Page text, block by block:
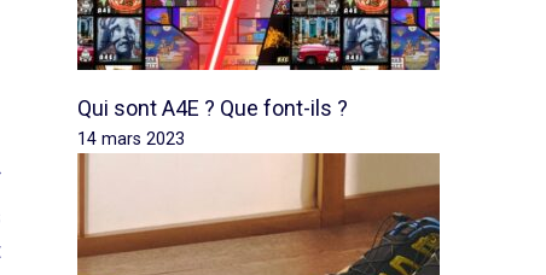
Qui sont A4E ? Que font-ils ?
14 mars 2023